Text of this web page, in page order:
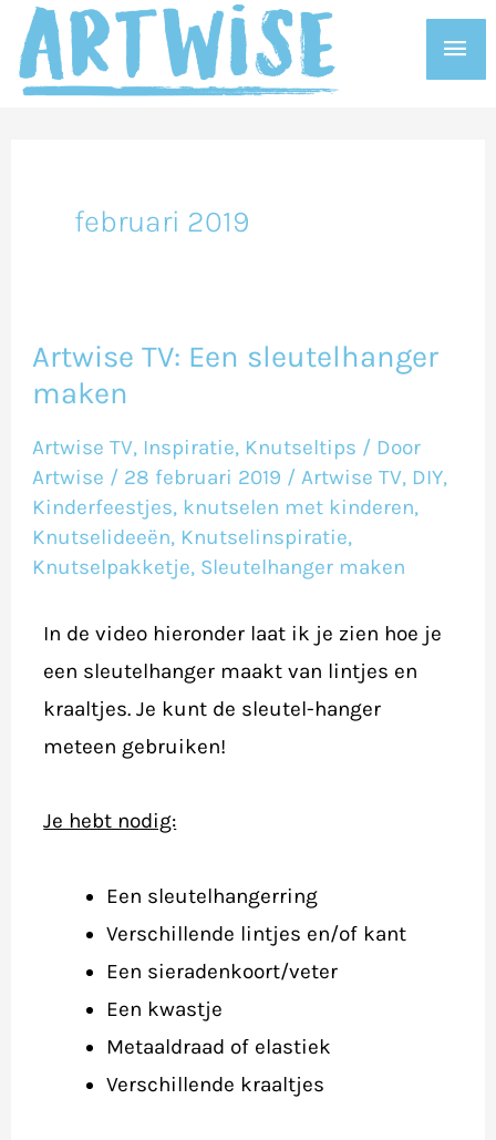
naar
februari 2019
Artwise TV: Een sleutelhanger
maken
Artwise TV, Inspiratie, Knutseltips / Door
Artwise / 28 februari 2019 /Artwise TV, DIY,
Kinderfeestjes, knutselen met kinderen,
Knutselideeën, Knutselinspiratie,
Knutselpakketje, Sleutelhanger maken
In de video hieronder laat ik je zien hoe je
een sleutelhanger maakt van lintjes en
kraaltjes. Je kunt de sleutel-hanger
meteen gebruiken!
Je hebt nodig:
Een sleutelhangerring
Verschillende lintjes en/of kant
Een sieradenkoort/veter
Een kwastje
Metaaldraad of elastiek
Verschillende kraaltjes
Artwise
TV:
sleutelhanger
maken